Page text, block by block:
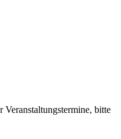
bitte